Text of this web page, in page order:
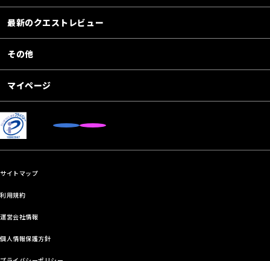
最新のクエストレビュー
その他
マイページ
サイトマップ
利用規約
運営会社情報
個人情報保護方針